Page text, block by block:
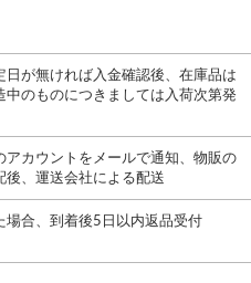
日が無ければ入金確認後、在庫品は
中のものにつきましては入荷次第発
アカウントをメールで通知、物販の
後、運送会社による配送
場合、到着後5日以内返品受付